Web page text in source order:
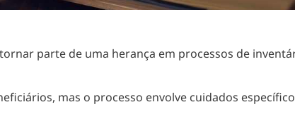
parte de uma herança em processos de
mas o processo envolve cuidados